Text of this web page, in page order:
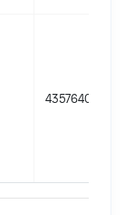
43576407